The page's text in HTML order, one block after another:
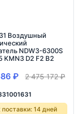
Воздушный
NDW3-6300S
KMN3 D2 F2 B2
₽ 2 475 172₽
14 дней